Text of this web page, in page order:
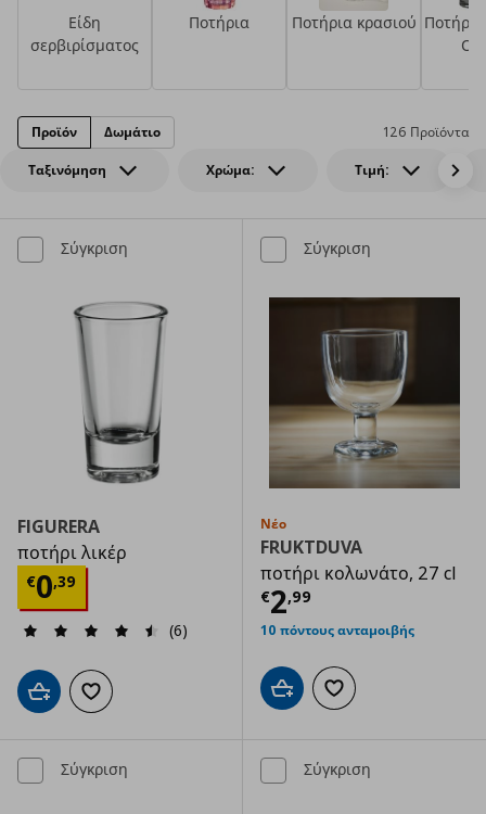
Είδη
σερβιρίσματος
Ποτήρια Ποτήρια κρασιού
Ταξινόμηση Χρώμα: Τιμή:
126 Προϊόντα
Προϊόν Δωμάτιο
Σύγκριση
FIGURERA
ποτήρι λικέρ
€0,39
Τρέχουσα τιμή € 0,39
(6)
Προσθήκη στο καλάθι
Προσθήκη στα αγαπημένα
Σύγκριση
Νέο
FRUKTDUVA
ποτήρι κολωνάτο, 27 cl
€2,99
Τρέχουσα
10 πόντους ανταμοιβής
Προσθήκη στο καλάθι
Προσθήκη στα
Σύγκριση Σύγκριση